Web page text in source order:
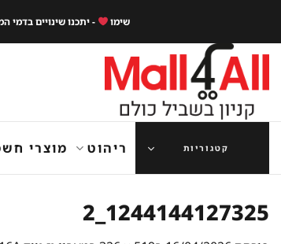
content
שימו - יתכנו שינויים
קטגוריות ריהוט מוצרי
1244144127325_2